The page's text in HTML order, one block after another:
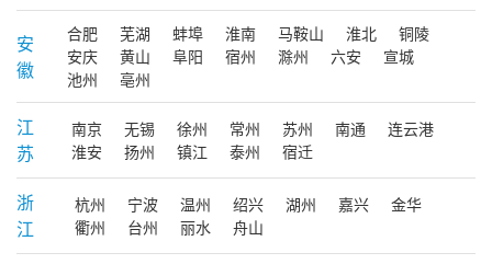
安
徽
合肥 芜湖 蚌埠 淮南 马鞍山 淮北
铜陵
安庆
黄山 阜阳 宿州 滁州 六安
宣城
池州
亳州
江
苏
南京 无锡 徐州 常州 苏州 南通
连云港
淮安
扬州 镇江 泰州 宿迁
浙
江
杭州 宁波 温州 绍兴 湖州 嘉兴
金华
衢州
台州 丽水 舟山